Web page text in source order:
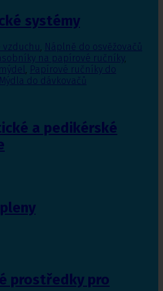
systémy
vzduchu, Náplně do osvěžovačů
na papírové ručníky,
, Papírové ručníky do
Mýdla do dávkovačů
a pedikérské
prostředky pro